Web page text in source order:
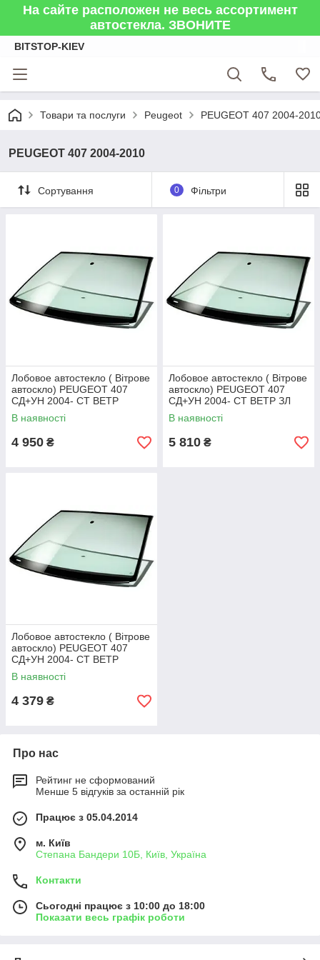
На сайте расположен не весь ассортимент
автостекла. ЗВОНИТЕ
BITSTOP-KIEV
Товари та послуги Peugeot PEUGEOT 407 2004-
PEUGEOT 407 2004-2010
Сортування 0 Фільтри
Лобовое автостекло ( Вітрове
автоскло) PEUGEOT 407
СД+УН 2004- СТ ВЕТР
ЗЛ+ДД+VIN+ИНК+ИЗМ ДЕРЖ
ЗЕРК
В наявності
4 950 ₴
Лобовое автостекло ( Вітрове
автоскло) PEUGEOT 407
СД+УН 2004- СТ ВЕТР ЗЛ
GPS+ДД+VIN+ИНК
В наявності
5 810 ₴
Лобовое автостекло ( Вітрове
автоскло) PEUGEOT 407
СД+УН 2004- СТ ВЕТР
ЗЛ+VIN+ИНК
В наявності
4 379 ₴
Про нас
Рейтинг не сформований
Менше 5 відгуків за останній рік
Працює з 05.04.2014
м. Київ
Степана Бандери 10Б, Київ, Україна
Контакти
Сьогодні працює з 10:00 до 18:00
Показати весь графік роботи